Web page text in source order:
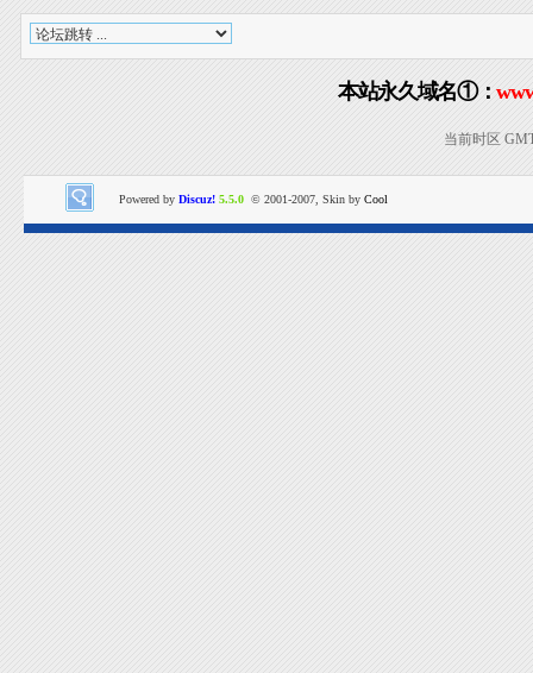
本站永久域名①：
当前时区
Powered by Discuz! 5.5.0 © 2001-2007, Skin by Cool